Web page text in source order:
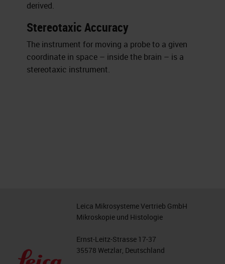
derived.
Stereotaxic Accuracy
The instrument for moving a probe to a given
coordinate in space – inside the brain – is a
stereotaxic instrument.
Leica Mikrosysteme Vertrieb GmbH
Mikroskopie und Histologie
Ernst-Leitz-Strasse 17-37
35578 Wetzlar, Deutschland